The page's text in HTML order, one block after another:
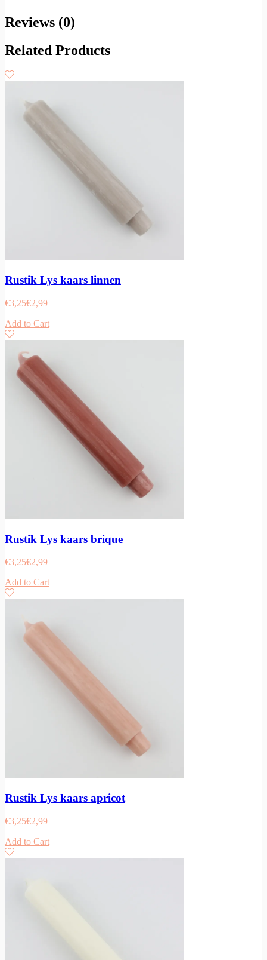
Reviews (0)
Related Products
Rustik Lys kaars linnen
€3,25€2,99
Add to Cart
Rustik Lys kaars brique
€3,25€2,99
Add to Cart
Rustik Lys kaars apricot
€3,25€2,99
Add to Cart